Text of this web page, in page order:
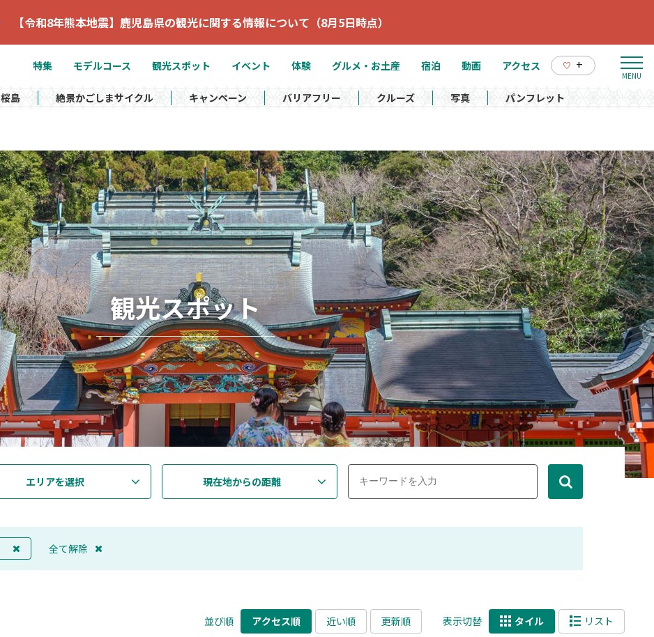
【令和8年熊本地震】鹿児島県の観光に関する情報について（8月5日時点）
特集 モデルコース 観光スポット イベント 体験 グルメ・お土産 宿泊 動画 アクセス +
桜島 絶景かごしまサイクル キャンペーン バリアフリー クルーズ 写真 パンフレット
観光スポット
エリアを選択 現在地からの距離
全て解除
並び順 アクセス順 近い順 更新順 表示切替 タイル リスト